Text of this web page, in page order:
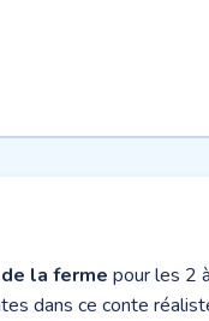
la ferme pour les 2
dans ce conte